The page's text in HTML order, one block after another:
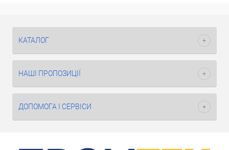
КАТАЛОГ
НАШІ ПРОПОЗИЦІЇ
ДОПОМОГА І СЕРВІСИ